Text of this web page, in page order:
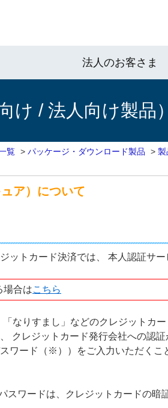
法人のお客さま
/ 法人向け製品）
覧 > パッケージ・ダウンロード製品 > 製
ア）について
ットカード決済では、 本人認証サ
場合はこちら
なりすまし」などのクレジットカ
クレジットカード発行会社への認
ワード（※））をご入力いただく
ワードは、クレジットカードの暗